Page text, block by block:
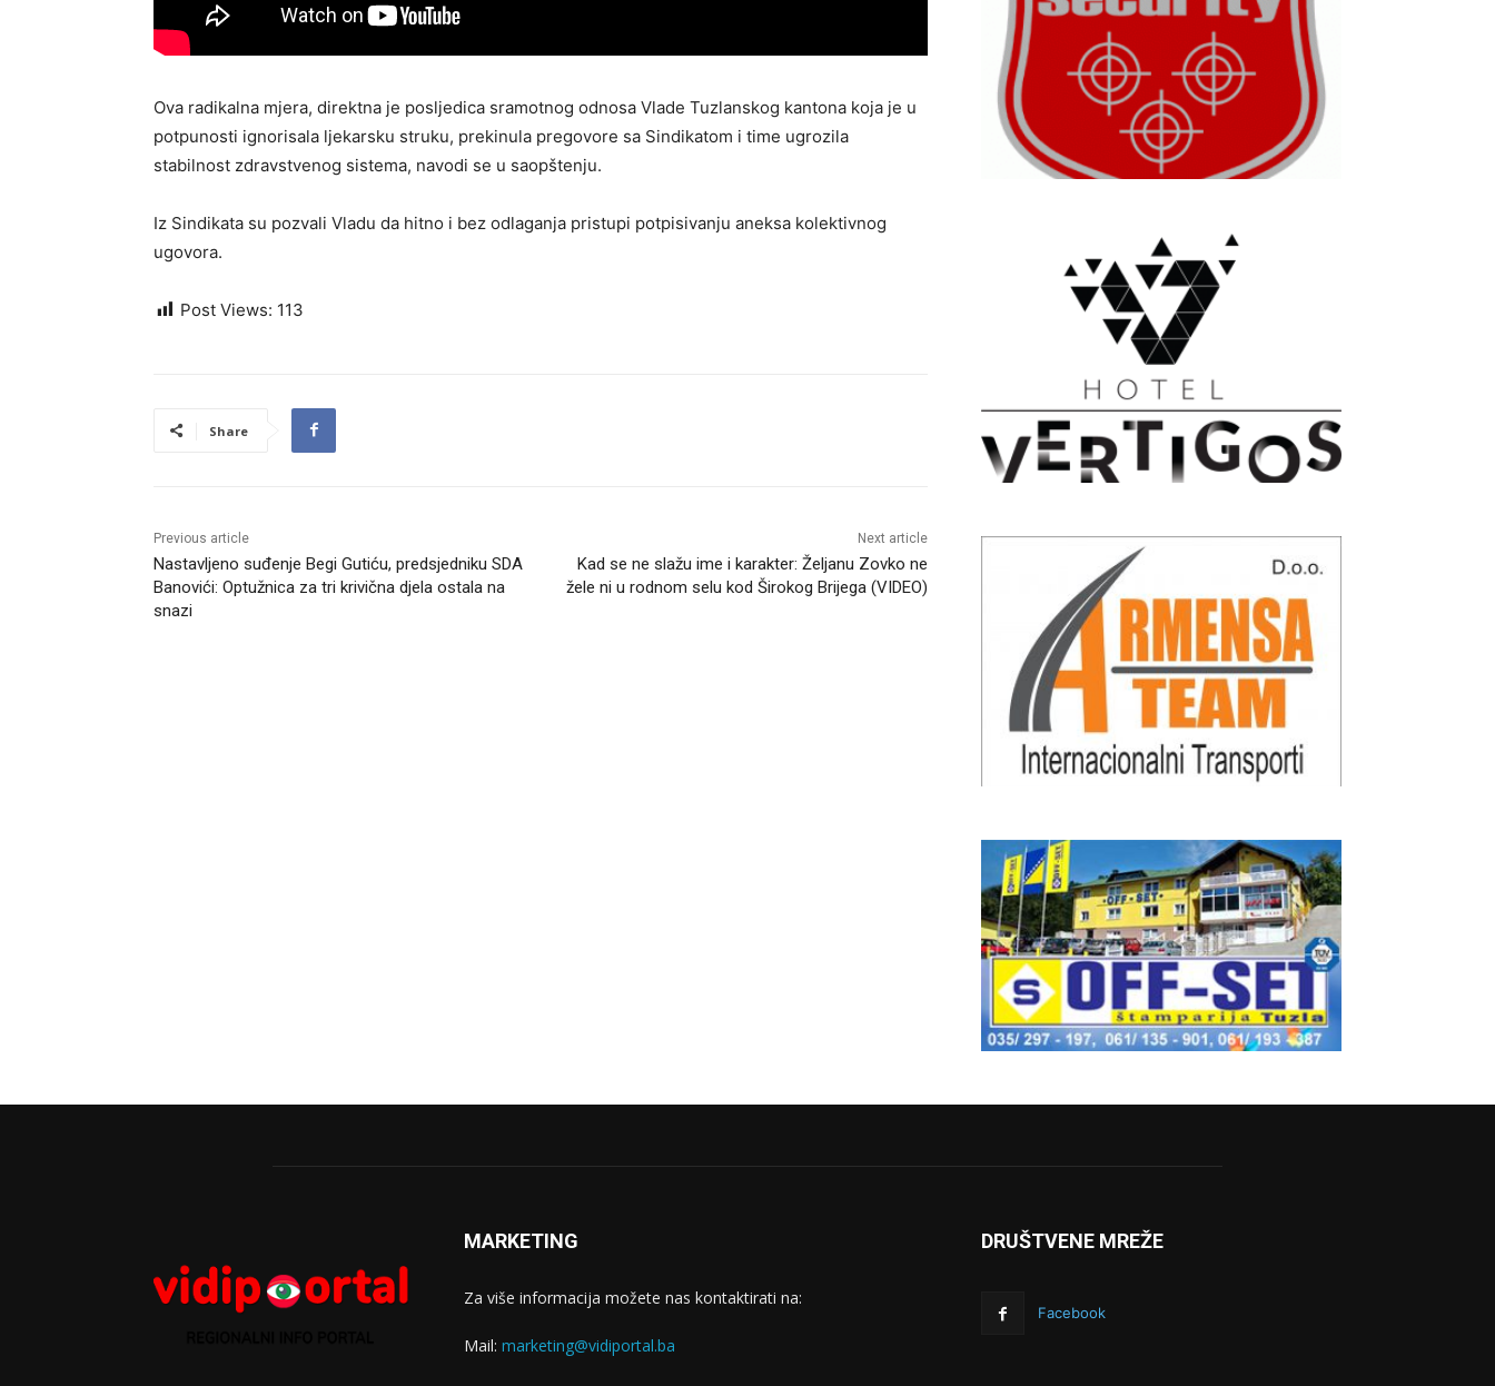
Ova radikalna mjera, direktna je posljedica sramotnog odnosa Vlade Tuzlanskog kantona koja je u
potpunosti ignorisala ljekarsku struku, prekinula pregovore sa Sindikatom i time ugrozila
stabilnost zdravstvenog sistema, navodi se u saopštenju.
Iz Sindikata su pozvali Vladu da hitno i bez odlaganja pristupi potpisivanju aneksa kolektivnog
ugovora.
Post Views: 113
Share
Previous article
Nastavljeno suđenje Begi Gutiću, predsjedniku SDA
Banovići: Optužnica za tri krivična djela ostala na
snazi
Next article
Kad se ne slažu ime i karakter: Željanu Zovko ne
žele ni u rodnom selu kod Širokog Brijega (VIDEO)
MARKETING
Za više informacija možete nas kontaktirati na:
Mail: marketing@vidiportal.ba
DRUŠTVENE MREŽE
Facebook